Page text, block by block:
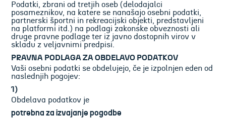
Podatki, zbrani od tretjih oseb (delodajalci
posameznikov, na katere se nanašajo osebni podatki,
partnerski športni in rekreacijski objekti, predstavljeni
na platformi itd.) na podlagi zakonske obveznosti ali
druge pravne podlage ter iz javno dostopnih virov v
skladu z veljavnimi predpisi.
PRAVNA PODLAGA ZA OBDELAVO PODATKOV
Vaši osebni podatki se obdelujejo, če je izpolnjen eden od
naslednjih pogojev:
1)
Obdelava podatkov je
potrebna za izvajanje pogodbe